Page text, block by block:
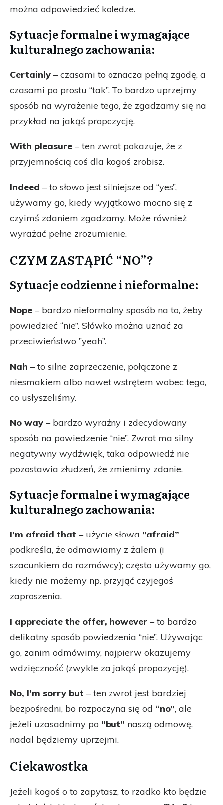
można odpowiedzieć koledze.
Sytuacje formalne i wymagające
kulturalnego zachowania:
Certainly – czasami to oznacza pełną zgodę, a
czasami po prostu “tak”. To bardzo uprzejmy
sposób na wyrażenie tego, że zgadzamy się na
przykład na jakąś propozycję.
With pleasure – ten zwrot pokazuje, że z
przyjemnością coś dla kogoś zrobisz.
Indeed – to słowo jest silniejsze od “yes”,
używamy go, kiedy wyjątkowo mocno się z
czyimś zdaniem zgadzamy. Może również
wyrażać pełne zrozumienie.
CZYM ZASTĄPIĆ “NO”?
Sytuacje codzienne i nieformalne:
Nope – bardzo nieformalny sposób na to, żeby
powiedzieć “nie”. Słówko można uznać za
przeciwieństwo ”yeah”.
Nah – to silne zaprzeczenie, połączone z
niesmakiem albo nawet wstrętem wobec tego,
co usłyszeliśmy.
No way – bardzo wyraźny i zdecydowany
sposób na powiedzenie “nie”. Zwrot ma silny
negatywny wydźwięk, taka odpowiedź nie
pozostawia złudzeń, że zmienimy zdanie.
Sytuacje formalne i wymagające
kulturalnego zachowania:
I’m afraid that – użycie słowa ”afraid”
podkreśla, że odmawiamy z żalem (i
szacunkiem do rozmówcy); często używamy go,
kiedy nie możemy np. przyjąć czyjegoś
zaproszenia.
I appreciate the offer, however – to bardzo
delikatny sposób powiedzenia “nie”. Używając
go, zanim odmówimy, najpierw okazujemy
wdzięczność (zwykle za jakąś propozycję).
No, I’m sorry but – ten zwrot jest bardziej
bezpośredni, bo rozpoczyna się od “no”, ale
jeżeli uzasadnimy po “but” naszą odmowę,
nadal będziemy uprzejmi.
Ciekawostka
Jeżeli kogoś o to zapytasz, to rzadko kto będzie